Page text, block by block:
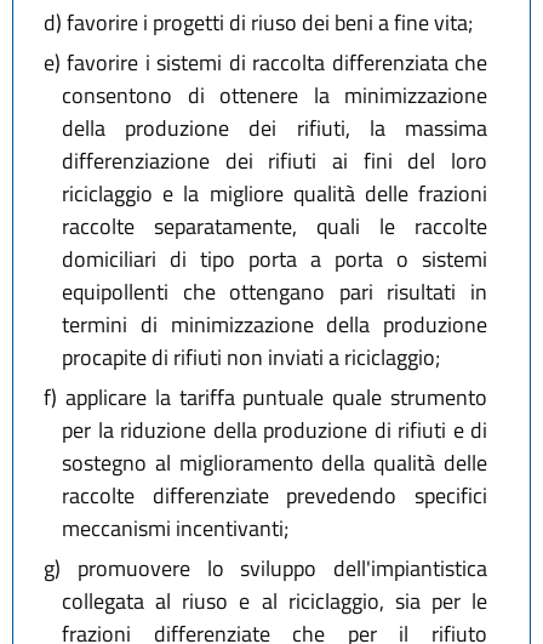
d)favorire i progetti di riuso dei beni a fine vita;
e) favorire i sistemi di raccolta differenziata che
consentono di ottenere la minimizzazione
della produzione dei rifiuti, la massima
differenziazione dei rifiuti ai fini del loro
riciclaggio e la migliore qualità delle frazioni
raccolte separatamente, quali le raccolte
domiciliari di tipo porta a porta o sistemi
equipollenti che ottengano pari risultati in
termini di minimizzazione della produzione
procapite di rifiuti non inviati a riciclaggio;
f) applicare la tariffa puntuale quale strumento
per la riduzione della produzione di rifiuti e di
sostegno al miglioramento della qualità delle
raccolte differenziate prevedendo specifici
meccanismi incentivanti;
g) promuovere lo sviluppo dell'impiantistica
collegata al riuso e al riciclaggio, sia per le
frazioni differenziate che per il rifiuto